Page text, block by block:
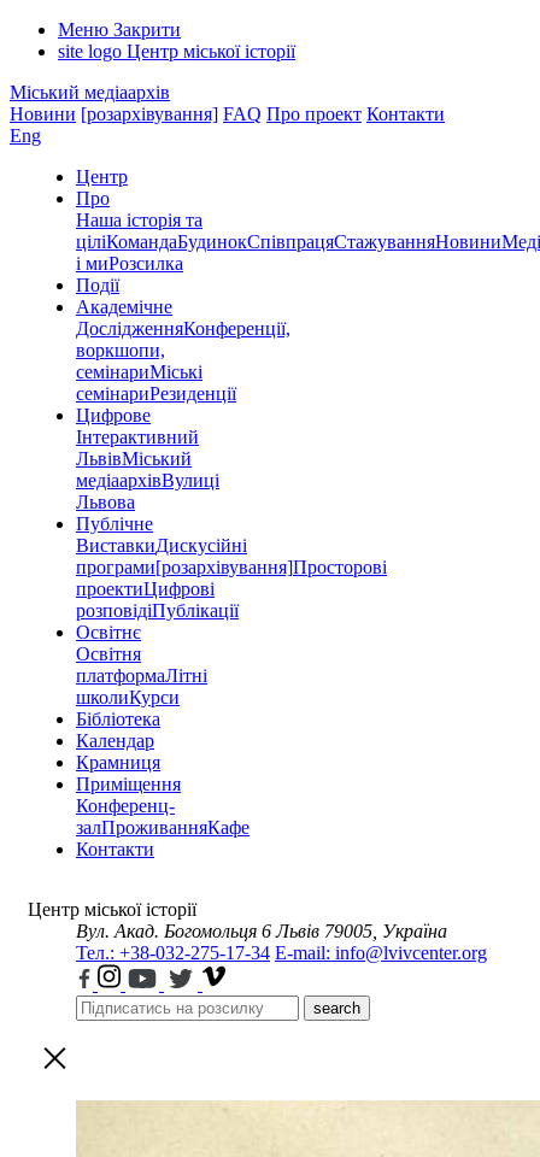
Меню Закрити
site logo Центр міської історії
Міський медіаархів
Новини [розархівування] FAQ Про проект Контакти
Eng
Центр
Про
Наша історія та
ціліКомандаБудинокСпівпрацяСтажуванняНовини
і миРозсилка
Події
Академічне
ДослідженняКонференції,
воркшопи,
семінариМіські
семінариРезиденції
Цифрове
Інтерактивний
ЛьвівМіський
медіаархівВулиці
Львова
Публічне
ВиставкиДискусійні
програми[розархівування]Просторові
проектиЦифрові
розповідіПублікації
Освітнє
Освітня
платформаЛітні
школиКурси
Бібліотека
Календар
Крамниця
Приміщення
Конференц-
залПроживанняКафе
Контакти
Центр міської історії
Вул. Акад. Богомольця 6 Львів 79005, Україна
Тел.: +38-032-275-17-34 E-mail: info@lvivcenter.org
search